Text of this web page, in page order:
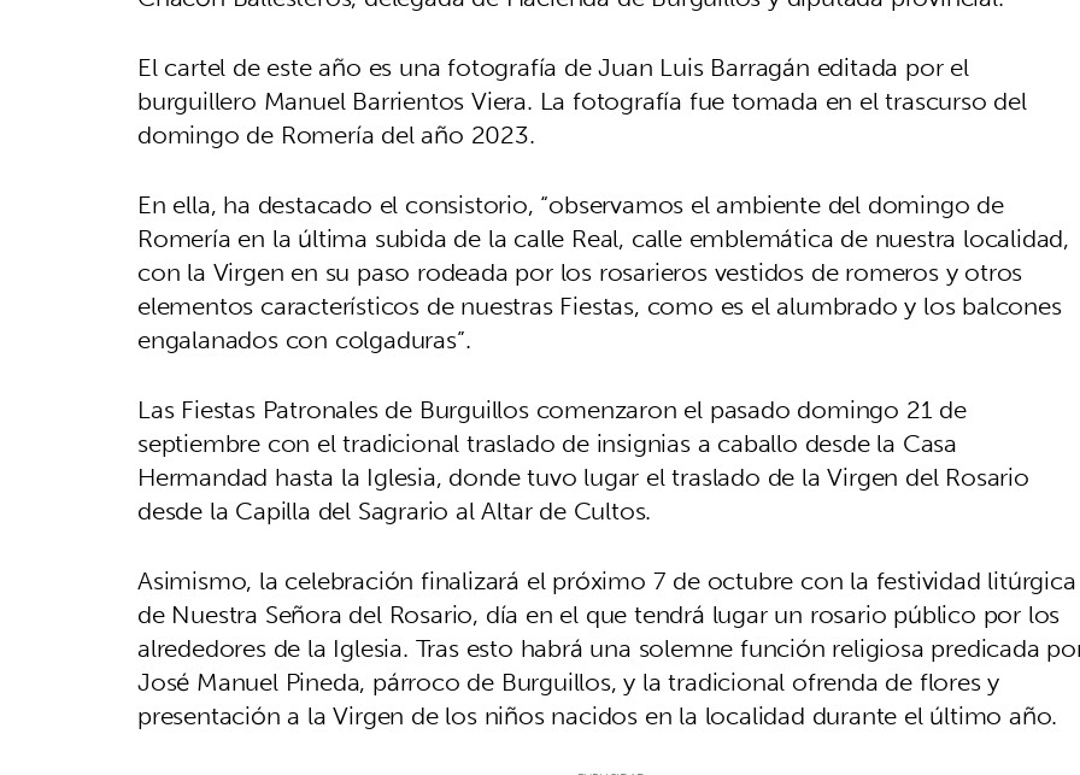
El cartel de este año es una fotografía de Juan Luis Barragán editada por el
burguillero Manuel Barrientos Viera. La fotografía fue tomada en el trascurso del
domingo de Romería del año 2023.
En ella, ha destacado el consistorio, “observamos el ambiente del domingo de
Romería en la última subida de la calle Real, calle emblemática de nuestra localidad,
con la Virgen en su paso rodeada por los rosarieros vestidos de romeros y otros
elementos característicos de nuestras Fiestas, como es el alumbrado y los balcones
engalanados con colgaduras”.
Las Fiestas Patronales de Burguillos comenzaron el pasado domingo 21 de
septiembre con el tradicional traslado de insignias a caballo desde la Casa
Hermandad hasta la Iglesia, donde tuvo lugar el traslado de la Virgen del Rosario
desde la Capilla del Sagrario al Altar de Cultos.
Asimismo, la celebración finalizará el próximo 7 de octubre con la festividad litúrgica
de Nuestra Señora del Rosario, día en el que tendrá lugar un rosario público por los
alrededores de la Iglesia. Tras esto habrá una solemne función religiosa predicada
José Manuel Pineda, párroco de Burguillos, y la tradicional ofrenda de flores y
presentación a la Virgen de los niños nacidos en la localidad durante el último año.